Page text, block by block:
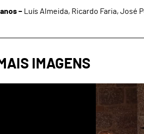
– Luís Almeida, Ricardo Faria, José